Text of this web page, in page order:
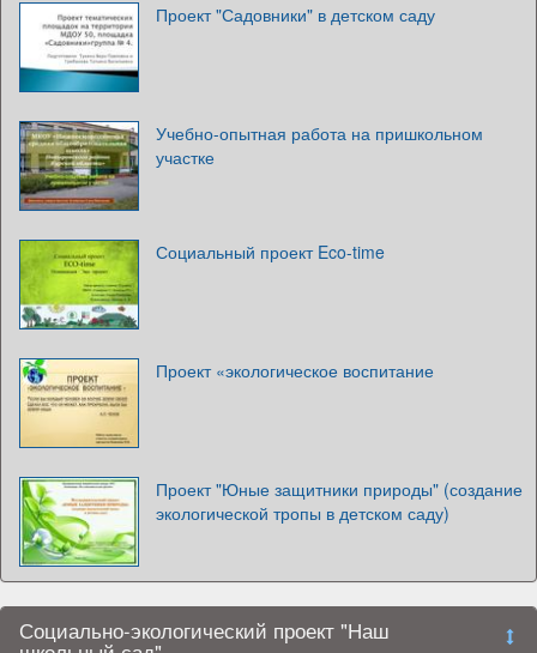
Проект "Садовники" в детском саду
Учебно-опытная работа на пришкольном
участке
Социальный проект Eco-time
Проект «экологическое воспитание
Проект "Юные защитники природы" (создание
экологической тропы в детском саду)
Социально-экологический проект "Наш